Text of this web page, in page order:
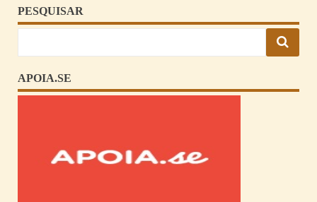
PESQUISAR
APOIA.SE